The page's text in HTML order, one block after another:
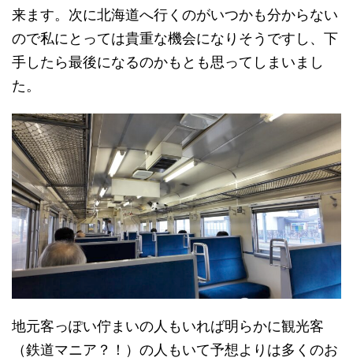
来ます。次に北海道へ行くのがいつかも分からない
ので私にとっては貴重な機会になりそうですし、下
手したら最後になるのかもとも思ってしまいまし
た。
地元客っぽい佇まいの人もいれば明らかに観光客
（鉄道マニア？！）の人もいて予想よりは多くのお